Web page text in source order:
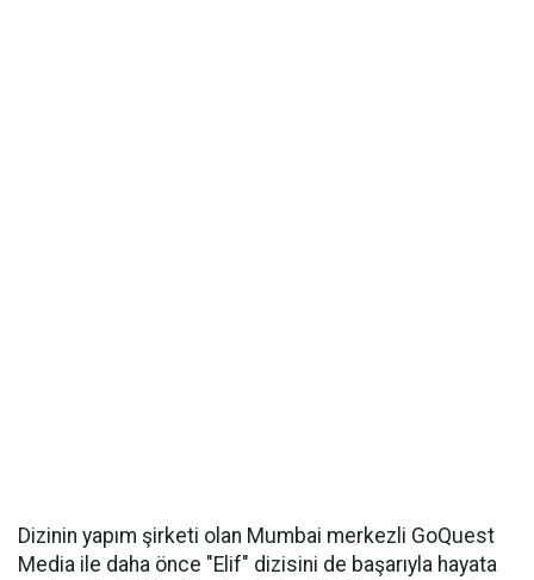
Dizinin yapım şirketi olan Mumbai merkezli GoQuest
Media ile daha önce "Elif" dizisini de başarıyla hayata